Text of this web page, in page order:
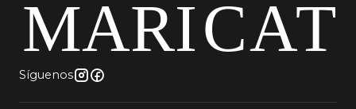
Síguenos